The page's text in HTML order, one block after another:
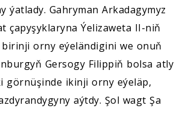
ýatlady. Gahryman Arkadagymyz
çapyşyklaryna Ýelizaweta II-niň
orny eýeländigini we onuň
Gersogy Filippiň bolsa atly
görnüşinde ikinji orny eýeläp,
aýtdy. Şol wagt Şa